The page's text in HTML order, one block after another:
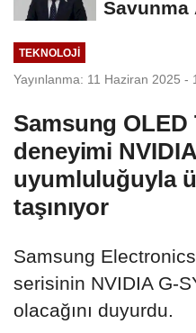
Savunma
TEKNOLOJI
Yayınlanma: 11 Haziran 2025 -
Samsung
deneyimi
uyumluluğuyla
taşınıyor
Samsung
serisinin NVIDIA G-
olacağını duyurdu.